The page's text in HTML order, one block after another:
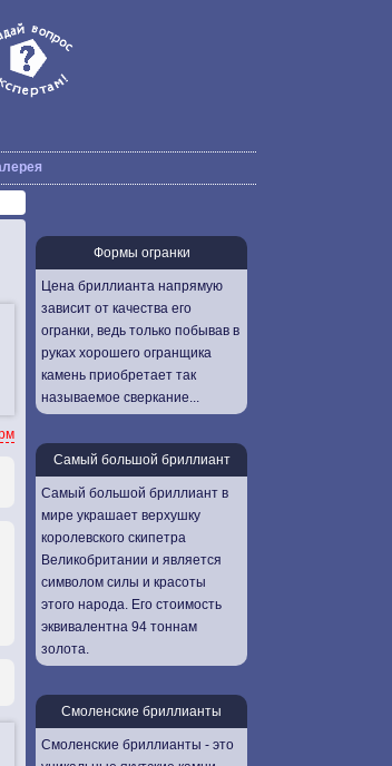
Формы огранки
Цена бриллианта напрямую
зависит от качества его
огранки, ведь только побывав в
руках хорошего огранщика
камень приобретает так
называемое сверкание...
Самый большой бриллиант
Самый большой бриллиант в
мире украшает верхушку
королевского скипетра
Великобритании и является
символом силы и красоты
этого народа. Его стоимость
эквивалентна 94 тоннам
золота.
Смоленские бриллианты
Смоленские бриллианты - это